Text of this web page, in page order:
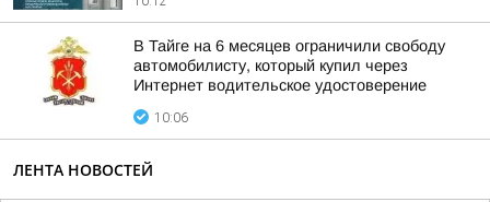
В Тайге на 6 месяцев ограничили свободу
автомобилисту, который купил через
Интернет водительское удостоверение
10:06
ЛЕНТА НОВОСТЕЙ